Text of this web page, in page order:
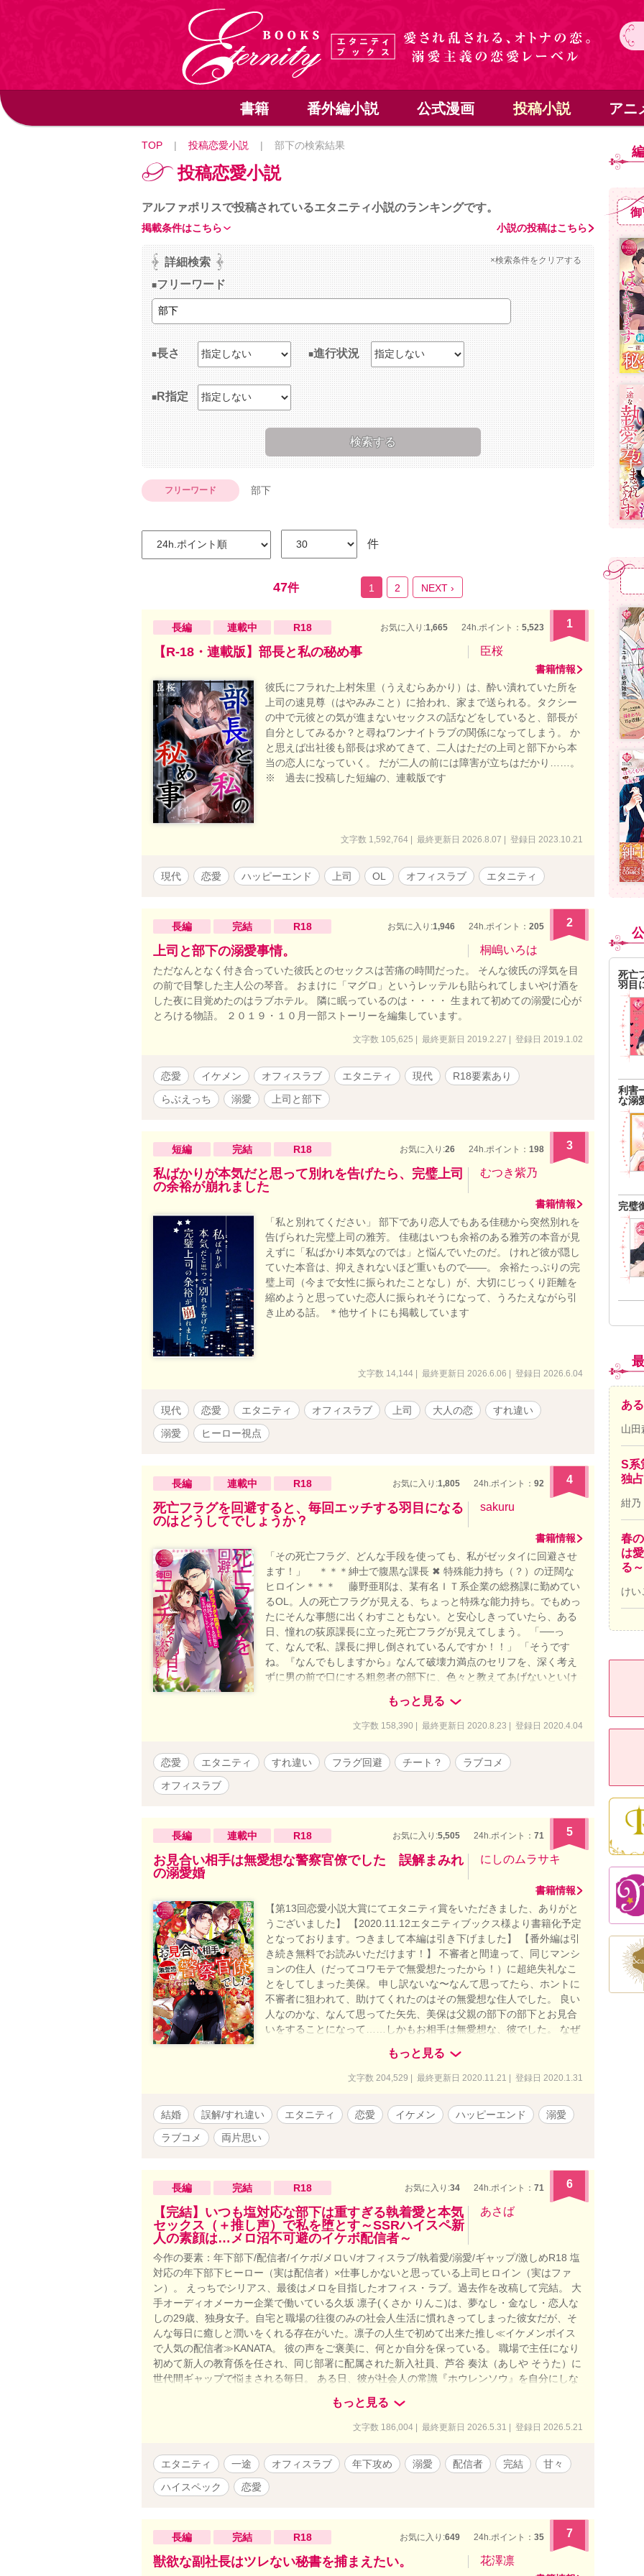
書籍 番外編小説 公式漫画 投稿小説 アニ
TOP | 投稿恋愛小説 | 部下の検索結果
投稿恋愛小説
アルファポリスで投稿されているエタニティ小説のランキングです。
小説の投稿はこちら
掲載条件はこちら
詳細検索 ×検索条件をクリアする
フリーワード
長さ 進行状況
R指定
フリーワード 部下
件
47件 1 2 NEXT ›
長編 連載中 R18 お気に入り:1,665 24h.ポイント： 5,523 1
【R-18・連載版】部長と私の秘め事 臣桜
書籍情報
彼氏にフラれた上村朱里（うえむらあかり）は、酔い潰れていた所を
上司の速見尊（はやみみこと）に拾われ、家まで送られる。タクシー
の中で元彼との気が進まないセックスの話などをしていると、部長が
自分としてみるか？と尋ねワンナイトラブの関係になってしまう。 か
と思えば出社後も部長は求めてきて、二人はただの上司と部下から本
当の恋人になっていく。 だが二人の前には障害が立ちはだかり……。
※ 過去に投稿した短編の、連載版です
文字数 1,592,764 | 最終更新日 2026.8.07 | 登録日 2023.10.21
現代 恋愛 ハッピーエンド 上司 OL オフィスラブ エタニティ
長編 完結 R18 お気に入り:1,946 24h.ポイント： 205 2
上司と部下の溺愛事情。 桐嶋いろは
ただなんとなく付き合っていた彼氏とのセックスは苦痛の時間だった。 そんな彼氏の浮気を目
の前で目撃した主人公の琴音。 おまけに「マグロ」というレッテルも貼られてしまいやけ酒を
した夜に目覚めたのはラブホテル。 隣に眠っているのは・・・・ 生まれて初めての溺愛に心が
とろける物語。 ２０１９・１０月一部ストーリーを編集しています。
文字数 105,625 | 最終更新日 2019.2.27 | 登録日 2019.1.02
恋愛 イケメン オフィスラブ エタニティ 現代
R18要素あり
らぶえっち
溺愛 上司と部下
短編 完結 R18 お気に入り:26 24h.ポイント： 198 3
私ばかりが本気だと思って別れを告げたら、完璧上司
の余裕が崩れました
むつき紫乃
書籍情報
「私と別れてください」 部下であり恋人でもある佳穂から突然別れを
告げられた完璧上司の雅芳。 佳穂はいつも余裕のある雅芳の本音が見
えずに「私ばかり本気なのでは」と悩んでいたのだ。 けれど彼が隠し
ていた本音は、抑えきれないほど重いもので――。 余裕たっぷりの完
璧上司（今まで女性に振られたことなし）が、大切にじっくり距離を
縮めようと思っていた恋人に振られそうになって、うろたえながら引
き止める話。 ＊他サイトにも掲載しています
文字数 14,144 | 最終更新日 2026.6.06 | 登録日 2026.6.04
現代 恋愛 エタニティ オフィスラブ 上司 大人の恋
すれ違い
溺愛
ヒーロー視点
長編 連載中 R18 お気に入り:1,805 24h.ポイント： 92 4
死亡フラグを回避すると、毎回エッチする羽目になる
のはどうしてでしょうか？
sakuru
書籍情報
「その死亡フラグ、どんな手段を使っても、私がゼッタイに回避させ
ます！」 ＊＊＊紳士で腹黒な課長 ✖ 特殊能力持ち（？）の迂闊な
ヒロイン＊＊＊ 藤野亜耶は、某有名ＩＴ系企業の総務課に勤めてい
るOL。人の死亡フラグが見える、ちょっと特殊な能力持ち。でもめっ
たにそんな事態に出くわすこともない。と安心しきっていたら、ある
日、憧れの荻原課長に立った死亡フラグが見えてしまう。 「──っ
て、なんで私、課長に押し倒されているんですか！！」 「そうです
ね。『なんでもしますから』なんて破壊力満点のセリフを、深く考え
ずに男の前で口にする粗忽者の部下に、色々と教えてあげないといけ
なくエッチなシチュエーションに持ち込まれてしまう、迂闊なヒロイ
ンと、腹黒なイケメン課長との糖度高めのエロラブコメディ。
もっと見る
文字数 158,390 | 最終更新日 2020.8.23 | 登録日 2020.4.04
恋愛 エタニティ すれ違い フラグ回避 チート？
ラブコメ
オフィスラブ
長編 連載中 R18 お気に入り:5,505 24h.ポイント： 71 5
お見合い相手は無愛想な警察官僚でした 誤解まみれ
の溺愛婚
にしのムラサキ
書籍情報
【第13回恋愛小説大賞にてエタニティ賞をいただきました、ありがと
うございました】 【2020.11.12エタニティブックス様より書籍化予定
となっております。つきまして本編は引き下げました】 【番外編は引
き続き無料でお読みいただけます！】 不審者と間違って、同じマンシ
ョンの住人（だってコワモテで無愛想たったから！）に超絶失礼なこ
とをしてしまった美保。 申し訳ないな〜なんて思ってたら、ホントに
不審者に狙われて、助けてくれたのはその無愛想な住人でした。 良い
人なのかな、なんて思ってた矢先、美保は父親の部下の部下とお見合
いをすることになって……しかもお相手は無愛想な、彼でした。 なぜ
ん、相変わらず無愛想だし怖いカオしてるし、なのになんだかとって
も大事にされてますし、何が何だかよくわかりません……。 出世のた
く言葉にできてない）旦那さんのすれ違いラブコメディ（？）。 無意
識にイチャイチャしたりもだもだしたり、な甘々を目指してます。 ☆
結婚以降R18的表現が出てきます。 ☆スピンオフ（？） 鮫川兄弟シリ
ワモテ消防士は、「元」センセイに恋してる」 「契約って、溺愛って
意味でしたっけ？〜キマジメ官僚と理系女子の契約婚は、ひたすらに
平行線のようです〜」
もっと見る
文字数 204,529 | 最終更新日 2020.11.21 | 登録日 2020.1.31
結婚 誤解/すれ違い エタニティ 恋愛 イケメン ハッピーエンド
溺愛
ラブコメ
両片思い
長編 完結 R18 お気に入り:34 24h.ポイント： 71 6
【完結】いつも塩対応な部下は重すぎる執着愛と本気
セックス（＋推し声）で私を堕とす～SSRハイスペ新
人の素顔は…メロ沼不可避のイケボ配信者～
あさば
今作の要素：年下部下/配信者/イケボ/メロい/オフィスラブ/執着愛/溺愛/ギャップ/激しめR18 塩
対応の年下部下ヒーロー（実は配信者）×仕事しかないと思っている上司ヒロイン（実はファ
ン）。 えっちでシリアス、最後はメロを目指したオフィス・ラブ。過去作を改稿して完結。 大
手オーディオメーカー企業で働いている久坂 凛子(くさか りんこ)は、夢なし・金なし・恋人な
しの29歳、独身女子。自宅と職場の往復のみの社会人生活に慣れきってしまった彼女だが、そ
んな毎日に癒しと潤いをくれる存在がいた。凛子の人生で初めて出来た推し≪イケメンボイス
で人気の配信者≫KANATA。 彼の声をご褒美に、何とか自分を保っている。 職場で主任になり
初めて新人の教育係を任され、同じ部署に配属された新入社員、芦谷 奏汰（あしや そうた）に
世代間ギャップで悩まされる毎日。 ある日、彼が社会人の常識『ホウレンソウ』を自分にしな
をしている』と言われ、本気で怒った彼がオフィスを出て行ってしまったことで、物語は大き
く動き出す。 初めて二人で飲みに行った夜、普段の塩対応ではなく優しくあたたかな声で話す
っていって――？ 「……あ、あの。芦谷くんってもしかして」 ――芦谷くんが、KANATA……
なの？ 「え、ここ、どこ……！？」 ――っていうか、何で私の隣に彼が、芦谷くんが！？ 見
知らぬ部屋のベッドで目を覚ました時、隣にいたのは部下の芦谷で――！？ 状況が飲み込みき
れない凛子に彼が言った。 「その様子じゃ、昨夜の事、何にも覚えてないっすよね？」 酒に酔
ものを見せ――。 「つまり、『初めまして、あなたの推しです』って事っすね。配信、いつも
聴いてくれてありがとな――Rinさん。俺、ずっと会いたかった。俺は、――凛子さんとシた
い。凛子さんは？ 俺に、抱かれたくないですか？」 これまでずっと塩対応だった部下。 彼に
もっと見る
文字数 186,004 | 最終更新日 2026.5.31 | 登録日 2026.5.21
エタニティ 一途 オフィスラブ 年下攻め 溺愛 配信者 完結
甘々
ハイスペック
恋愛
長編 完結 R18 お気に入り:649 24h.ポイント： 35 7
獣欲な副社長はツレない秘書を捕まえたい。 花澤凛
死亡
羽目
利害
な溺
完璧
あ
山田
S系
独
紺乃
春
は
る～
けい